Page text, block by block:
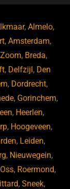
,Almelo,
,Amsterdam,
, Breda,
, Delfzijl , Den
, Dordrecht,
, Gorinchem,
, Heerlen,
, Hoogeveen,
, Leiden,
, Nieuwegein,
Oss, Roermond,
, Sneek,